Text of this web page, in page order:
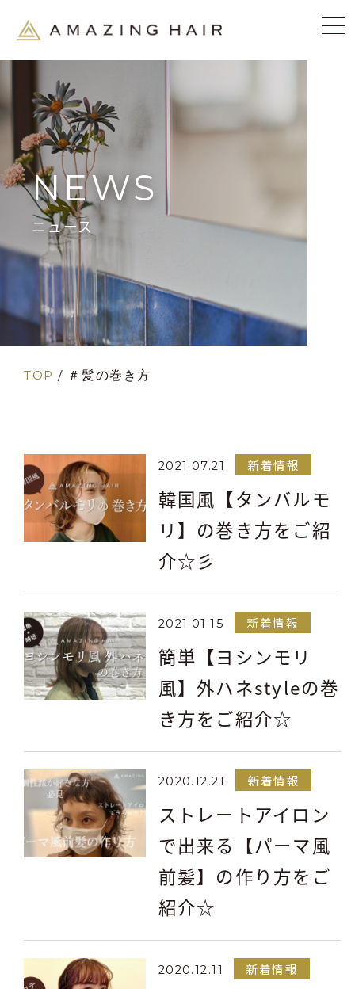
NEWS
ニュース
TOP / ＃髪の巻き方
2021.07.21 新着情報
韓国風【タンバルモ
リ】の巻き方をご紹
介☆彡
2021.01.15 新着情報
簡単【ヨシンモリ
風】外ハネstyleの巻
き方をご紹介☆
2020.12.21 新着情報
ストレートアイロン
で出来る【パーマ風
前髪】の作り方をご
紹介☆
2020.12.11 新着情報